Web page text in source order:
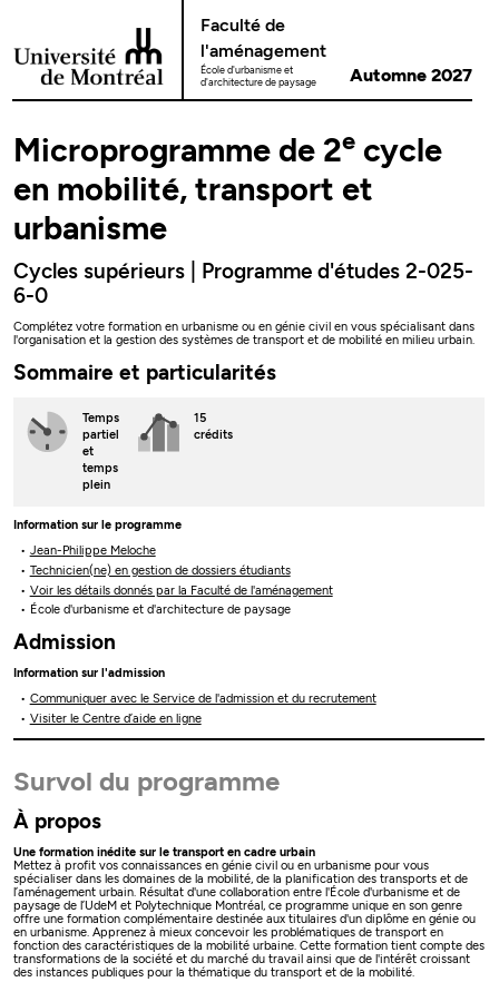
Faculté de
l'aménagement
École d'urbanisme et
d'architecture de paysage
Automne 2027
Microprogramme de 2e cycle
en mobilité, transport et
urbanisme
Cycles supérieurs | Programme d'études 2-025-
6-0
Complétez votre formation en urbanisme ou en génie civil en vous spécialisant dans
l'organisation et la gestion des systèmes de transport et de mobilité en milieu urbain.
Sommaire et particularités
Temps
partiel
et
temps
plein
15
crédits
Information sur le programme
Jean-Philippe Meloche
Technicien(ne) en gestion de dossiers étudiants
Voir les détails donnés par la Faculté de l'aménagement
École d'urbanisme et d'architecture de paysage
Admission
Information sur l'admission
Communiquer avec le Service de l'admission et du recrutement
Visiter le Centre d’aide en ligne
Survol du programme
À propos
Une formation inédite sur le transport en cadre urbain
Mettez à profit vos connaissances en génie civil ou en urbanisme pour vous
spécialiser dans les domaines de la mobilité, de la planification des transports et de
l’aménagement urbain. Résultat d'une collaboration entre l'École d'urbanisme et de
paysage de l’UdeM et Polytechnique Montréal, ce programme unique en son genre
offre une formation complémentaire destinée aux titulaires d'un diplôme en génie ou
en urbanisme. Apprenez à mieux concevoir les problématiques de transport en
fonction des caractéristiques de la mobilité urbaine. Cette formation tient compte des
transformations de la société et du marché du travail ainsi que de l'intérêt croissant
des instances publiques pour la thématique du transport et de la mobilité.